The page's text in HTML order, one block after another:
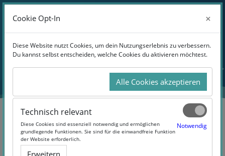
Zum Hauptinhalt
Website-Übersicht
Anmelden
SH2Q Modul A1: Einführung in
Cookie Opt-In ×
Diese Website nutzt Cookies, um dein Nutzungserlebnis zu verbessern.
Du kannst selbst entscheiden, welche Cookies du aktivieren möchtest.
Alle Cookies akzeptieren
Technisch relevant
Diese Cookies sind essenziell notwendig und ermöglichen
grundlegende Funktionen. Sie sind für die einwandfreie Funktion
der Website erforderlich.
Notwendig
Cookie Opt-In ×
Diese Website nutzt Cookies, um dein Nutzungserlebnis zu verbessern.
Du kannst selbst entscheiden, welche Cookies du aktivieren möchtest.
Alle Cookies akzeptieren
Technisch relevant
Diese Cookies sind essenziell notwendig und ermöglichen
grundlegende Funktionen. Sie sind für die einwandfreie Funktion
der Website erforderlich.
Notwendig